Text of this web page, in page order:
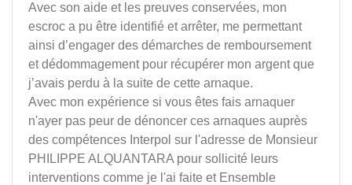
Avec son aide et les preuves conservées, mon
escroc a pu être identifié et arrêter, me permettant
ainsi d’engager des démarches de remboursement
et dédommagement pour récupérer mon argent que
j’avais perdu à la suite de cette arnaque.
Avec mon expérience si vous êtes fais arnaquer
n'ayer pas peur de dénoncer ces arnaques auprès
des compétences Interpol sur l'adresse de Monsieur
PHILIPPE ALQUANTARA pour sollicité leurs
interventions comme je l'ai faite et Ensemble